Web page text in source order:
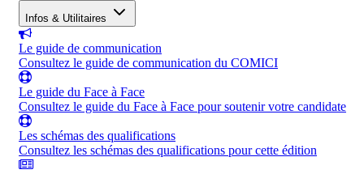
Infos & Utilitaires
Le guide de communication
Consultez le guide de communication du COMICI
Le guide du Face à Face
Consultez le guide du Face à Face pour soutenir votre candidate
Les schémas des qualifications
Consultez les schémas des qualifications pour cette édition